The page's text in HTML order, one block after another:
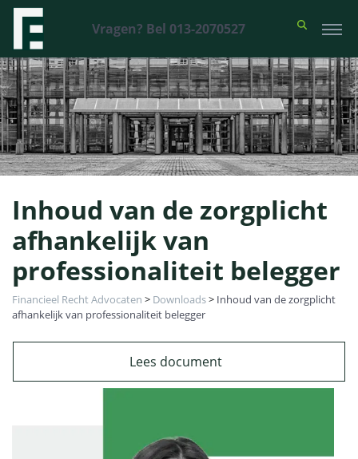
Vragen? Bel 013-2070527
Inhoud van de zorgplicht
afhankelijk van
professionaliteit belegger
Financieel Recht Advocaten > Downloads> Inhoud van de zorgplicht
afhankelijk van professionaliteit belegger
Lees document